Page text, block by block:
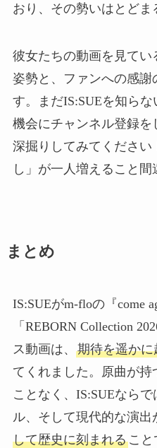
おり、その勢いはとどま
彼女たちの動画を見てい
姿勢と、ファンへの感謝
す。まだIS:SUEを知ら
機会にチャンネル登録を
深掘りしてみてくださ
し」が一人増えること間
まとめ
IS:SUEがm-floの『come
「REBORN Collection
ス動画は、 期待を遥か
てくれました。原曲が持
ことなく、IS:SUEなら
ル、そして現代的な演出
して歴史に刻まれること